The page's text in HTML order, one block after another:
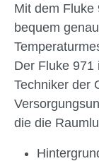
Mit dem Fluke
bequem
Der Fluke 971
Techniker der
die die